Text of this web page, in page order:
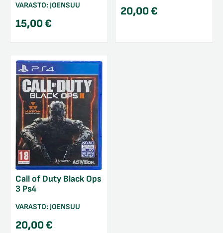
VARASTO: JOENSUU
15,00€
20,00€
Call of Duty Black Ops
3 Ps4
VARASTO: JOENSUU
20,00€